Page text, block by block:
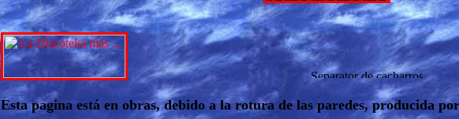
Esta pagina está en obras, debido a la rotura de las paredes, producida